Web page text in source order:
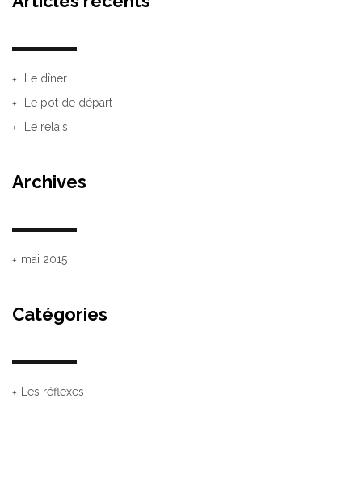
Le dîner
Le pot de départ
Le relais
Archives
mai 2015
Catégories
Les réflexes